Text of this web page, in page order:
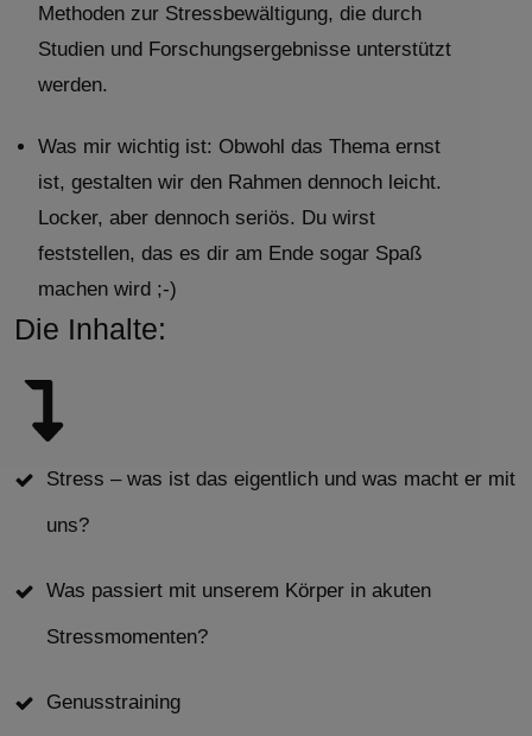
Methoden zur Stressbewältigung, die durch
Studien und Forschungsergebnisse unterstützt
werden.
Was mir wichtig ist: Obwohl das Thema ernst
ist, gestalten wir den Rahmen dennoch leicht.
Locker, aber dennoch seriös. Du wirst
feststellen, das es dir am Ende sogar Spaß
machen wird ;-)
Die Inhalte:
Stress – was ist das eigentlich und was macht er mit
uns?
Was passiert mit unserem Körper in akuten
Stressmomenten?
Genusstraining